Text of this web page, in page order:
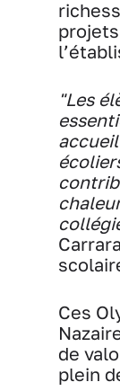
"Les
Ces
de
plein